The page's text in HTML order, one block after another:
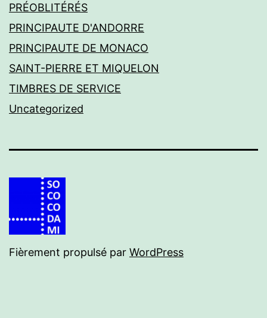
PRÉOBLITÉRÉS
PRINCIPAUTE D'ANDORRE
PRINCIPAUTE DE MONACO
SAINT-PIERRE ET MIQUELON
TIMBRES DE SERVICE
Uncategorized
Fièrement propulsé par WordPress